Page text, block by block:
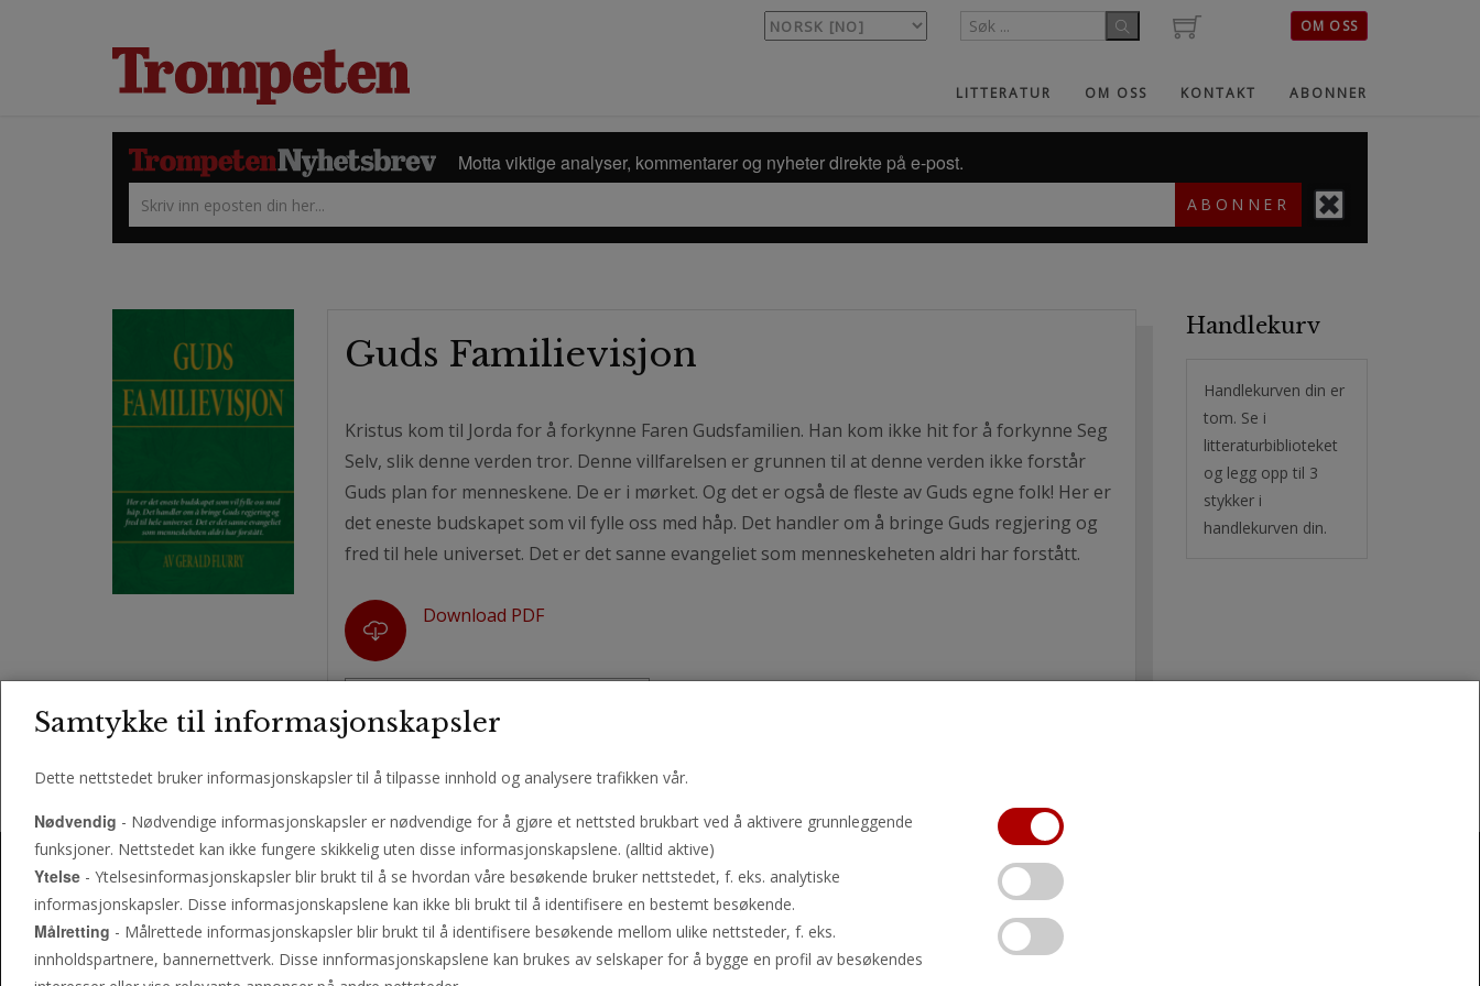
OM OSS
LITTERATUR OM OSS KONTAKT ABONNER
Motta viktige analyser, kommentarer og nyheter direkte på e-post.
ABONNER
Guds Familievisjon
Kristus kom til Jorda for å forkynne Faren Gudsfamilien. Han kom ikke hit for å forkynne Seg
Selv, slik denne verden tror. Denne villfarelsen er grunnen til at denne verden ikke forstår
Guds plan for menneskene. De er i mørket. Og det er også de fleste av Guds egne folk! Her er
det eneste budskapet som vil fylle oss med håp. Det handler om å bringe Guds regjering og
fred til hele universet. Det er det sanne evangeliet som menneskeheten aldri har forstått.
Download PDF
Handlekurv
Handlekurven din er
tom. Se i
litteraturbiblioteket
og legg opp til 3
stykker i
handlekurven din.
Samtykke til informasjonskapsler
Dette nettstedet bruker informasjonskapsler til å tilpasse innhold og analysere trafikken vår.
Nødvendig - Nødvendige informasjonskapsler er nødvendige for å gjøre et nettsted brukbart ved å aktivere grunnleggende
funksjoner. Nettstedet kan ikke fungere skikkelig uten disse informasjonskapslene. (alltid aktive)
Ytelse - Ytelsesinformasjonskapsler blir brukt til å se hvordan våre besøkende bruker nettstedet, f. eks. analytiske
informasjonskapsler. Disse informasjonskapslene kan ikke bli brukt til å identifisere en bestemt besøkende.
Målretting - Målrettede informasjonskapsler blir brukt til å identifisere besøkende mellom ulike nettsteder, f. eks.
innholdspartnere, bannernettverk. Disse innformasjonskapslene kan brukes av selskaper for å bygge en profil av besøkendes